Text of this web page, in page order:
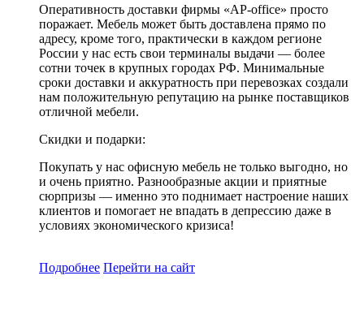
Оперативность доставки фирмы «AP-office» просто
поражает. Мебель может быть доставлена прямо по
адресу, кроме того, практически в каждом регионе
России у нас есть свои терминалы выдачи — более
сотни точек в крупных городах РФ. Минимальные
сроки доставки и аккуратность при перевозках создали
нам положительную репутацию на рынке поставщиков
отличной мебели.
Скидки и подарки:
Покупать у нас офисную мебель не только выгодно, но
и очень приятно. Разнообразные акции и приятные
сюрпризы — именно это поднимает настроение наших
клиентов и помогает не впадать в депрессию даже в
условиях экономического кризиса!
Подробнее Перейти на сайт